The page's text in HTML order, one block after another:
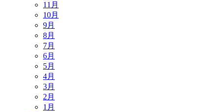
11月
10月
9月
8月
7月
6月
5月
4月
3月
2月
1月